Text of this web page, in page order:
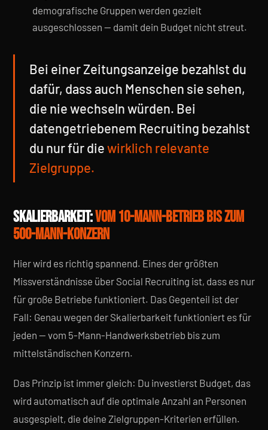
demografische Gruppen werden gezielt
ausgeschlossen — damit dein Budget nicht streut.
Bei einer Zeitungsanzeige bezahlst du
dafür, dass auch Menschen sie sehen,
die nie wechseln würden. Bei
datengetriebenem Recruiting bezahlst
du nur für diewirklich relevante
Zielgruppe.
SKALIERBARKEIT:VOM 10-MANN-BETRIEB BIS ZUM
500-MANN-KONZERN
Hier wird es richtig spannend. Eines der größten
Missverständnisse über Social Recruiting ist, dass es nur
für große Betriebe funktioniert. Das Gegenteil ist der
Fall: Genau wegen der Skalierbarkeit funktioniert es für
jeden — vom 5-Mann-Handwerksbetrieb bis zum
mittelständischen Konzern.
Das Prinzip ist immer gleich: Du investierst Budget, das
wird automatisch auf die optimale Anzahl an Personen
ausgespielt, die deine Zielgruppen-Kriterien erfüllen.